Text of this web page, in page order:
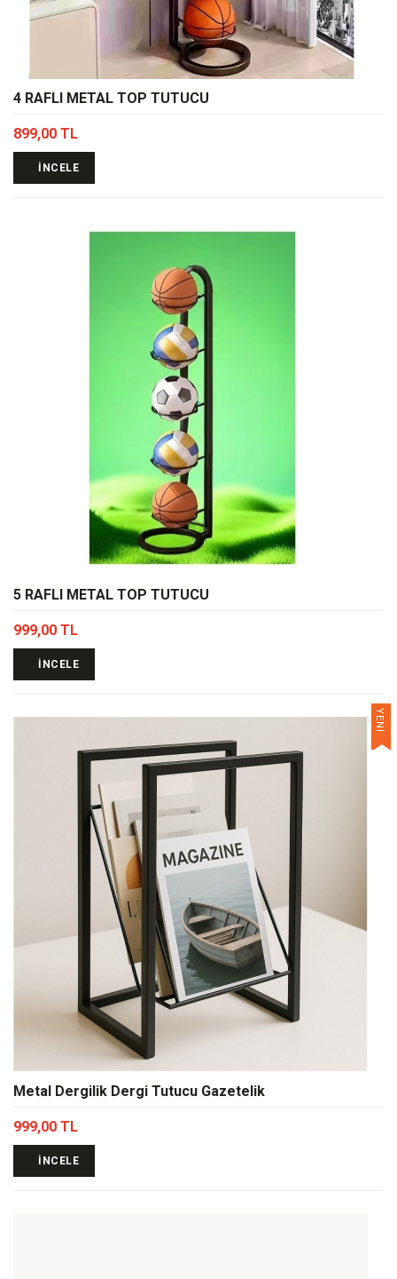
4 RAFLI METAL TOP TUTUCU
899,00 TL
İNCELE
5 RAFLI METAL TOP TUTUCU
999,00 TL
İNCELE
YENİ
Metal Dergilik Dergi Tutucu Gazetelik
999,00 TL
İNCELE